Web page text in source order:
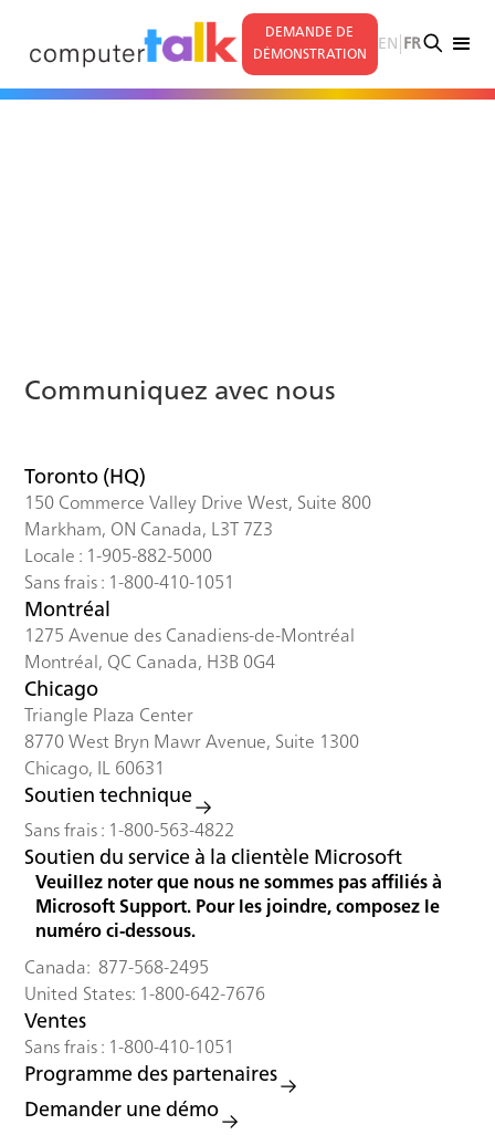
DEMANDE DE
DÉMONSTRATION
EN FR
Communiquez avec nous
Toronto (HQ)
150 Commerce Valley Drive West, Suite 800
Markham, ON Canada, L3T 7Z3
Locale : 1-905-882-5000
Sans frais : 1-800-410-1051
Montréal
1275 Avenue des Canadiens-de-Montréal
Montréal, QC Canada, H3B 0G4
Chicago
Triangle Plaza Center
8770 West Bryn Mawr Avenue, Suite 1300
Chicago, IL 60631
Soutien technique
Sans frais : 1-800-563-4822
Soutien du service à la clientèle Microsoft
Veuillez noter que nous ne sommes pas affiliés à
Microsoft Support. Pour les joindre, composez le
numéro ci-dessous.
Canada: 877-568-2495
United States: 1-800-642-7676
Ventes
Sans frais : 1-800-410-1051
Programme des partenaires
Demander une démo